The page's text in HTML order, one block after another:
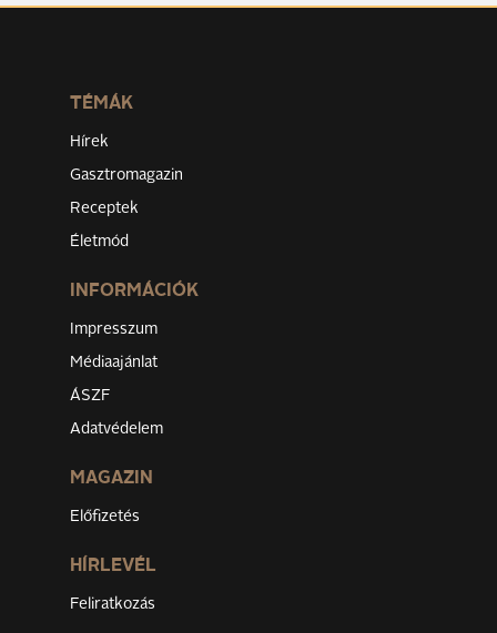
TÉMÁK
Hírek
Gasztromagazin
Receptek
Életmód
INFORMÁCIÓK
Impresszum
Médiaajánlat
ÁSZF
Adatvédelem
MAGAZIN
Előfizetés
HÍRLEVÉL
Feliratkozás